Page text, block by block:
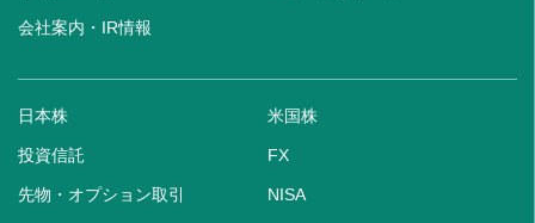
会社案内・IR情報
日本株 米国株
投資信託 FX
先物・オプション取引 NISA